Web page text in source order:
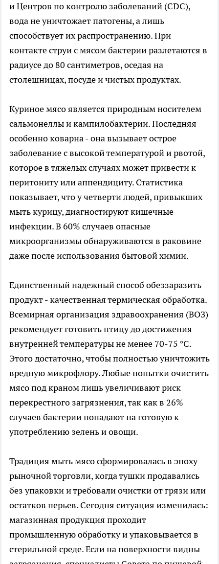
и Центров по контролю заболеваний (CDC),
вода не уничтожает патогены, а лишь
способствует их распространению. При
контакте струи с мясом бактерии разлетаются в
радиусе до 80 сантиметров, оседая на
столешницах, посуде и чистых продуктах.
Куриное мясо является природным носителем
сальмонеллы и кампилобактерии. Последняя
особенно коварна - она вызывает острое
заболевание с высокой температурой и рвотой,
которое в тяжелых случаях может привести к
перитониту или аппендициту. Статистика
показывает, что у четверти людей, привыкших
мыть курицу, диагностируют кишечные
инфекции. В 60% случаев опасные
микроорганизмы обнаруживаются в раковине
даже после использования бытовой химии.
Единственный надежный способ обеззаразить
продукт - качественная термическая обработка.
Всемирная организация здравоохранения (ВОЗ)
рекомендует готовить птицу до достижения
внутренней температуры не менее 70-75 °C.
Этого достаточно, чтобы полностью уничтожить
вредную микрофлору. Любые попытки очистить
мясо под краном лишь увеличивают риск
перекрестного загрязнения, так как в 26%
случаев бактерии попадают на готовую к
употреблению зелень и овощи.
Традиция мыть мясо сформировалась в эпоху
рыночной торговли, когда тушки продавались
без упаковки и требовали очистки от грязи или
остатков перьев. Сегодня ситуация изменилась:
магазинная продукция проходит
промышленную обработку и упаковывается в
стерильной среде. Если на поверхности видны